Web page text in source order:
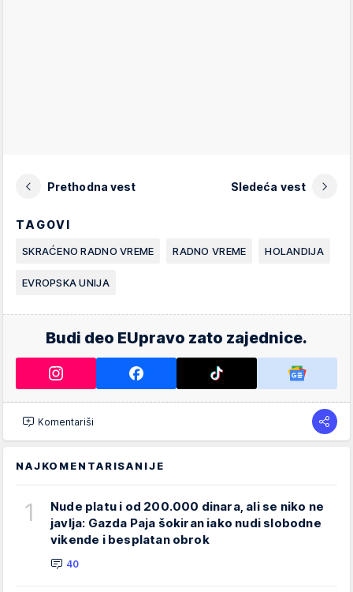
Prethodna vest Sledeća vest
TAGOVI
SKRAĆENO RADNO VREME RADNO VREME HOLANDIJA
EVROPSKA UNIJA
Budi deo EUpravo zato zajednice.
Komentariši
NAJKOMENTARISANIJE
1
Nude platu i od 200.000 dinara, ali se niko ne
javlja: Gazda Paja šokiran iako nudi slobodne
vikende i besplatan obrok
40